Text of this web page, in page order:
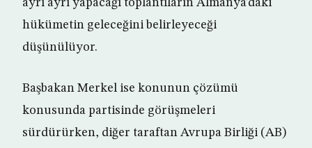
ayrı ayrı yapacağı toplantıların Almanya’daki
hükümetin geleceğini belirleyeceği
düşünülüyor.
Başbakan Merkel ise konunun çözümü
konusunda partisinde görüşmeleri
sürdürürken, diğer taraftan Avrupa Birliği (AB)